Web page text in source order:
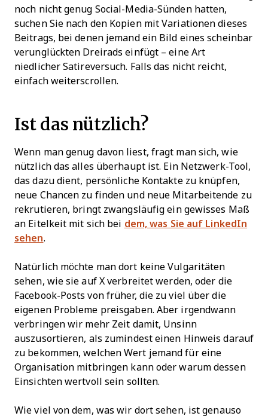
noch nicht genug Social-Media-Sünden hatten,
suchen Sie nach den Kopien mit Variationen dieses
Beitrags, bei denen jemand ein Bild eines scheinbar
verunglückten Dreirads einfügt – eine Art
niedlicher Satireversuch. Falls das nicht reicht,
einfach weiterscrollen.
Ist das nützlich?
Wenn man genug davon liest, fragt man sich, wie
nützlich das alles überhaupt ist. Ein Netzwerk-Tool,
das dazu dient, persönliche Kontakte zu knüpfen,
neue Chancen zu finden und neue Mitarbeitende zu
rekrutieren, bringt zwangsläufig ein gewisses Maß
an Eitelkeit mit sich bei dem, was Sie auf LinkedIn
sehen.
Natürlich möchte man dort keine Vulgaritäten
sehen, wie sie auf X verbreitet werden, oder die
Facebook-Posts von früher, die zu viel über die
eigenen Probleme preisgaben. Aber irgendwann
verbringen wir mehr Zeit damit, Unsinn
auszusortieren, als zumindest einen Hinweis darauf
zu bekommen, welchen Wert jemand für eine
Organisation mitbringen kann oder warum dessen
Einsichten wertvoll sein sollten.
Wie viel von dem, was wir dort sehen, ist genauso